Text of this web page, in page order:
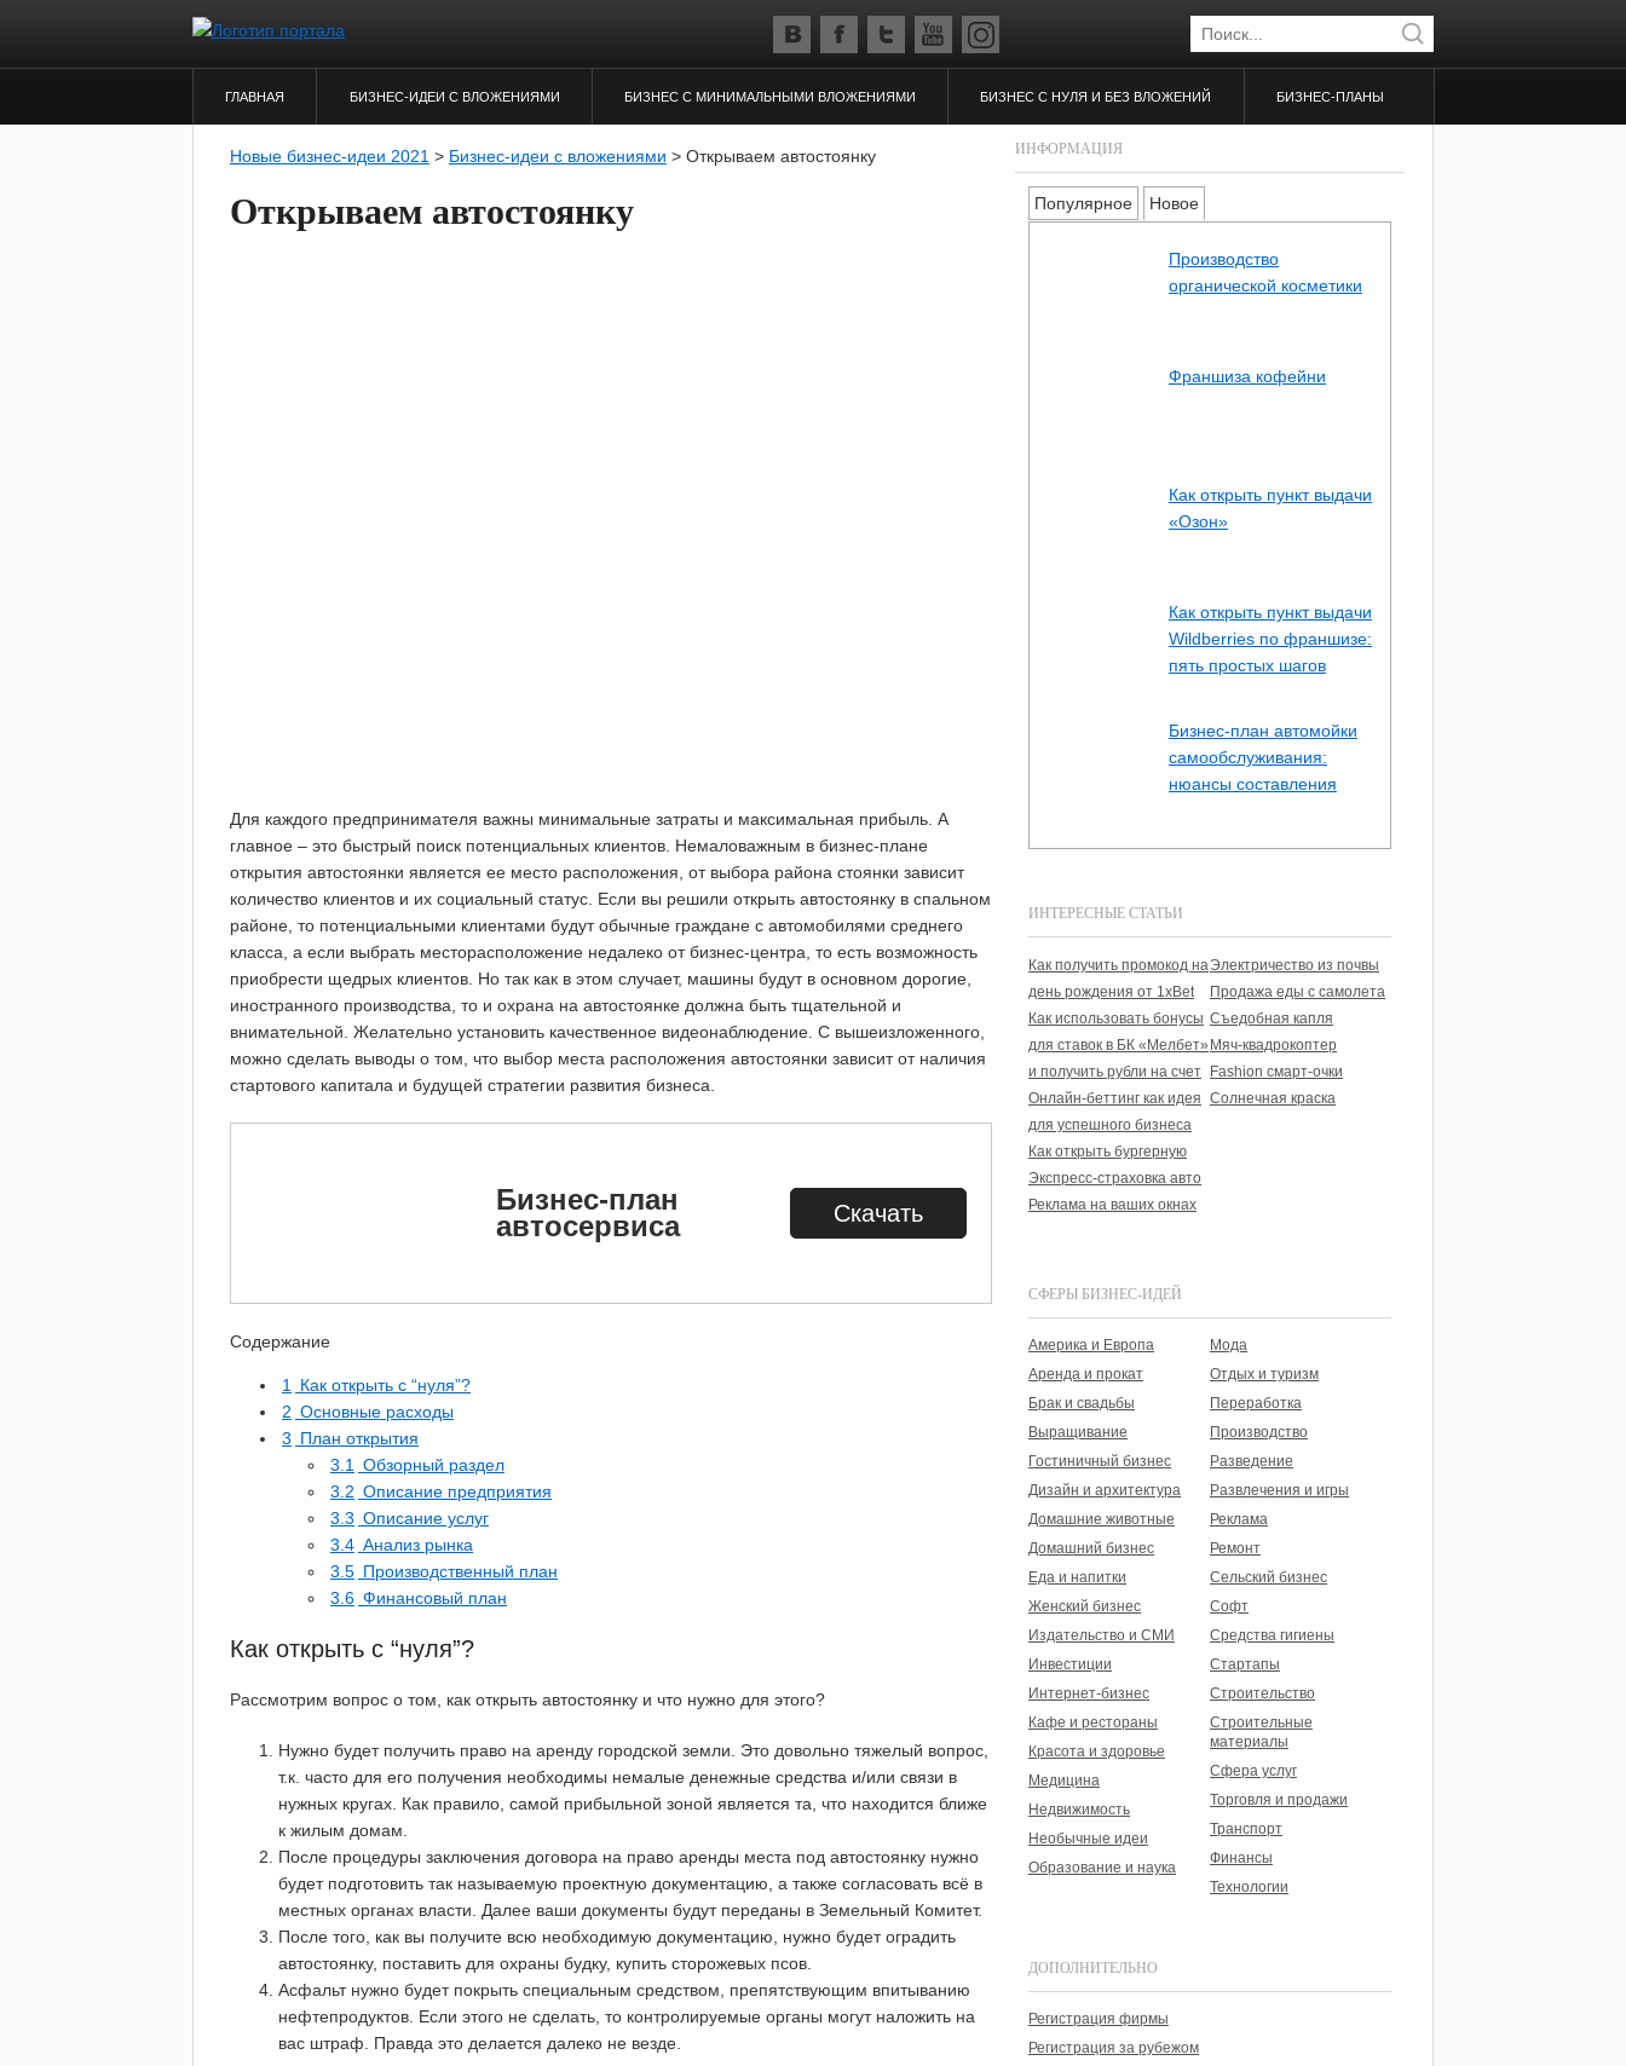
ГЛАВНАЯ БИЗНЕС-ИДЕИ С ВЛОЖЕНИЯМИ БИЗНЕС С МИНИМАЛЬНЫМИ ВЛОЖЕНИЯМИ БИЗНЕС С НУЛЯ И БЕЗ ВЛОЖЕНИЙ БИЗНЕС-ПЛАНЫ
Новые бизнес-идеи 2021 > Бизнес-идеи с вложениями > Открываем автостоянку
Открываем автостоянку
Для каждого предпринимателя важны минимальные затраты и максимальная прибыль. А
главное – это быстрый поиск потенциальных клиентов. Немаловажным в бизнес-плане
открытия автостоянки является ее место расположения, от выбора района стоянки зависит
количество клиентов и их социальный статус. Если вы решили открыть автостоянку в спальном
районе, то потенциальными клиентами будут обычные граждане с автомобилями среднего
класса, а если выбрать месторасположение недалеко от бизнес-центра, то есть возможность
приобрести щедрых клиентов. Но так как в этом случает, машины будут в основном дорогие,
иностранного производства, то и охрана на автостоянке должна быть тщательной и
внимательной. Желательно установить качественное видеонаблюдение. С вышеизложенного,
можно сделать выводы о том, что выбор места расположения автостоянки зависит от наличия
стартового капитала и будущей стратегии развития бизнеса.
Бизнес-план
автосервиса
Скачать
Содержание
1 Как открыть с “нуля”?
2 Основные расходы
3 План открытия
3.1 Обзорный раздел
3.2 Описание предприятия
3.3 Описание услуг
3.4 Анализ рынка
3.5 Производственный план
3.6 Финансовый план
Как открыть с “нуля”?
Рассмотрим вопрос о том, как открыть автостоянку и что нужно для этого?
Нужно будет получить право на аренду городской земли. Это довольно тяжелый вопрос,
т.к. часто для его получения необходимы немалые денежные средства и/или связи в
нужных кругах. Как правило, самой прибыльной зоной является та, что находится ближе
к жилым домам.
После процедуры заключения договора на право аренды места под автостоянку нужно
будет подготовить так называемую проектную документацию, а также согласовать всё в
местных органах власти. Далее ваши документы будут переданы в Земельный Комитет.
После того, как вы получите всю необходимую документацию, нужно будет оградить
автостоянку, поставить для охраны будку, купить сторожевых псов.
Асфальт нужно будет покрыть специальным средством, препятствующим впитыванию
нефтепродуктов. Если этого не сделать, то контролируемые органы могут наложить на
вас штраф. Правда это делается далеко не везде.
ИНФОРМАЦИЯ
Популярное Новое
Производство
органической косметики
Франшиза кофейни
Как открыть пункт выдачи
«Озон»
Как открыть пункт выдачи
Wildberries по франшизе:
пять простых шагов
Бизнес-план автомойки
самообслуживания:
нюансы составления
ИНТЕРЕСНЫЕ СТАТЬИ
Как получить промокод на
день рождения от 1xBet
Как использовать бонусы
для ставок в БК «Мелбет»
и получить рубли на счет
Онлайн-беттинг как идея
для успешного бизнеса
Как открыть бургерную
Экспресс-страховка авто
Реклама на ваших окнах
Электричество из почвы
Продажа еды с самолета
Съедобная капля
Мяч-квадрокоптер
Fashion смарт-очки
Солнечная краска
СФЕРЫ БИЗНЕС-ИДЕЙ
Америка и Европа
Аренда и прокат
Брак и свадьбы
Выращивание
Гостиничный бизнес
Дизайн и архитектура
Домашние животные
Домашний бизнес
Еда и напитки
Женский бизнес
Издательство и СМИ
Инвестиции
Интернет-бизнес
Кафе и рестораны
Красота и здоровье
Медицина
Недвижимость
Необычные идеи
Образование и наука
Мода
Отдых и туризм
Переработка
Производство
Разведение
Развлечения и игры
Реклама
Ремонт
Сельский бизнес
Софт
Средства гигиены
Стартапы
Строительство
Строительные
материалы
Сфера услуг
Торговля и продажи
Транспорт
Финансы
Технологии
ДОПОЛНИТЕЛЬНО
Регистрация фирмы
Регистрация за рубежом